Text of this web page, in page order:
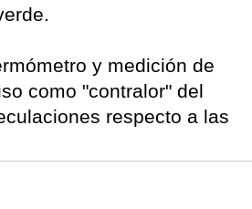
y medición de
como "contralor" del
respecto a las